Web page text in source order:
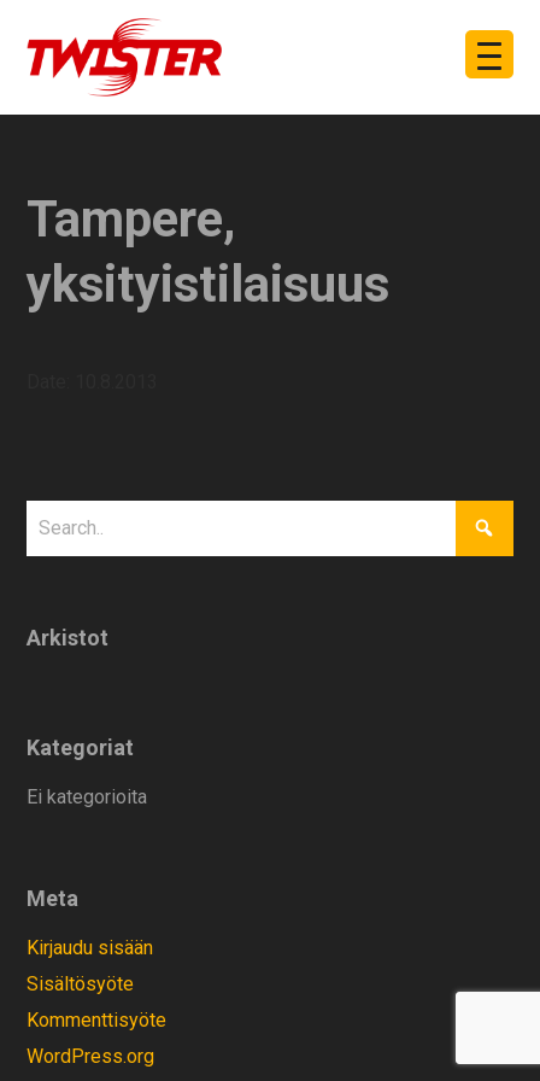
Tampere,
yksityistilaisuus
Arkistot
Kategoriat
Ei kategorioita
Meta
Kirjaudu sisään
Sisältösyöte
Kommenttisyöte
WordPress.org